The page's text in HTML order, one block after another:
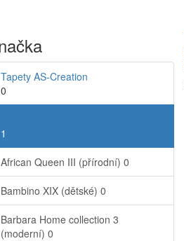
Tapety AS-Creation
0
1
African Queen III (přírodní) 0
Bambino XIX (dětské) 0
Barbara Home collection 3
(moderní) 0